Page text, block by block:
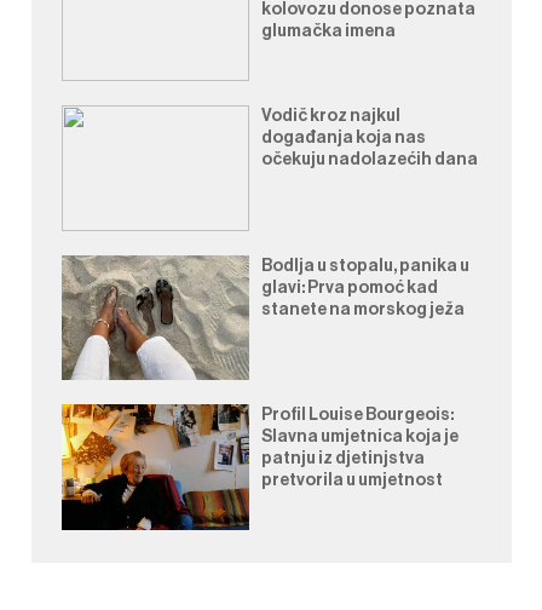
kolovozu donose poznata
glumačka imena
Vodič kroz najkul
događanja koja nas
očekuju nadolazećih dana
Bodlja u stopalu, panika u
glavi: Prva pomoć kad
stanete na morskog ježa
Profil Louise Bourgeois:
Slavna umjetnica koja je
patnju iz djetinjstva
pretvorila u umjetnost